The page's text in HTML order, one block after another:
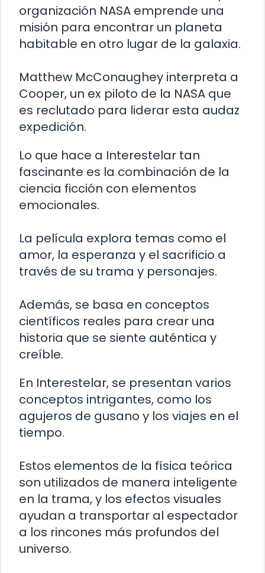
organización NASA emprende una
misión para encontrar un planeta
habitable en otro lugar de la galaxia.
Matthew McConaughey interpreta a
Cooper, un ex piloto de la NASA que
es reclutado para liderar esta audaz
expedición.
Lo que hace a Interestelar tan
fascinante es la combinación de la
ciencia ficción con elementos
emocionales.
La película explora temas como el
amor, la esperanza y el sacrificio a
través de su trama y personajes.
Además, se basa en conceptos
científicos reales para crear una
historia que se siente auténtica y
creíble.
En Interestelar, se presentan varios
conceptos intrigantes, como los
agujeros de gusano y los viajes en el
tiempo.
Estos elementos de la física teórica
son utilizados de manera inteligente
en la trama, y los efectos visuales
ayudan a transportar al espectador
a los rincones más profundos del
universo.